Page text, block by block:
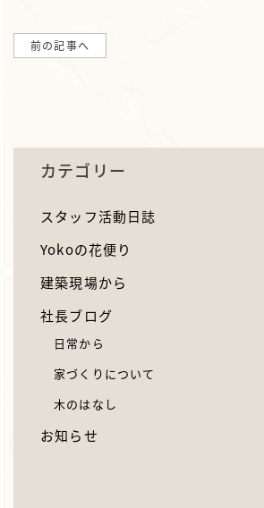
前の記事へ
カテゴリー
スタッフ活動日誌
Yokoの花便り
建築現場から
社長ブログ
日常から
家づくりについて
木のはなし
お知らせ